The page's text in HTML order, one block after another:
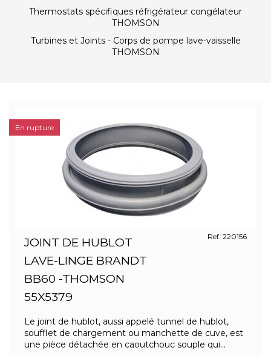
Thermostats spécifiques réfrigérateur congélateur
THOMSON
Turbines et Joints - Corps de pompe lave-vaisselle
THOMSON
JOINT DE HUBLOT
LAVE-LINGE BRANDT
BB60 -THOMSON
55X5379
Ref. 220156
Le joint de hublot, aussi appelé tunnel de hublot,
soufflet de chargement ou manchette de cuve, est
une pièce détachée en caoutchouc souple qui...
En rupture